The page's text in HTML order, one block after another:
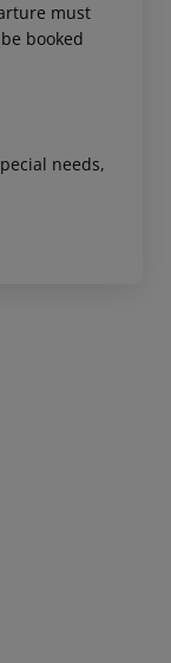
must
booked
needs,